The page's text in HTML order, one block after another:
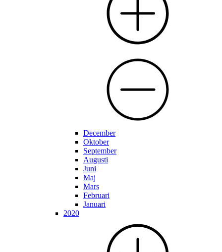
December
Oktober
September
Augusti
Juni
Maj
Mars
Februari
Januari
2020